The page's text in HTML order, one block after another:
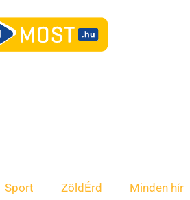
Sport ZöldÉrd Minden hír